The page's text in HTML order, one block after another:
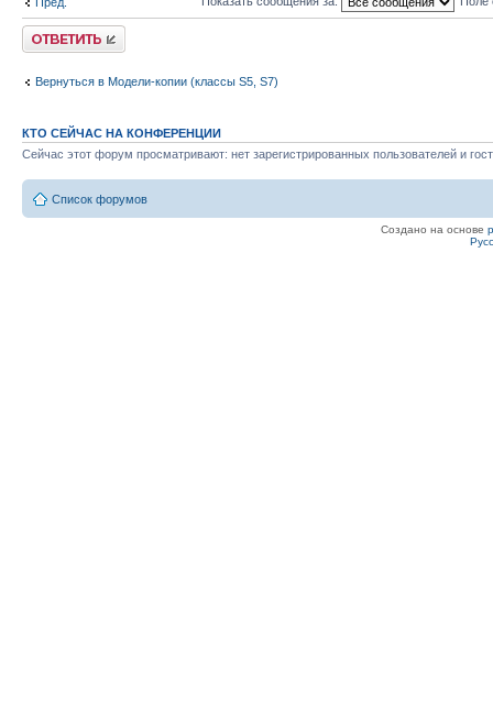
Ответить
Вернуться в Модели-копии (классы S5, S7)
КТО СЕЙЧАС НА КОНФЕРЕНЦИИ
Сейчас этот форум просматривают: нет зарегистрированных пользователей и
Список форумов
Создано на основе